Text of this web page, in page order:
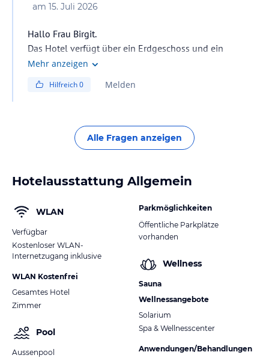
am 15. Juli 2026
Hallo Frau Birgit.
Das Hotel verfügt über ein Erdgeschoss und ein
Obergeschoss. Der Sessellift fährt ins Obergeschoss.
Mehr anzeigen
Hilfreich0 Melden
Alle Fragen anzeigen
Hotelausstattung Allgemein
WLAN
Verfügbar
Kostenloser WLAN-
Internetzugang inklusive
WLAN Kostenfrei
Gesamtes Hotel
Zimmer
Pool
Aussenpool
Parkmöglichkeiten
Öffentliche Parkplätze
vorhanden
Wellness
Sauna
Wellnessangebote
Solarium
Spa & Wellnesscenter
Anwendungen/Behandlungen